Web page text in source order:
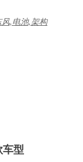
,电池,架构
型